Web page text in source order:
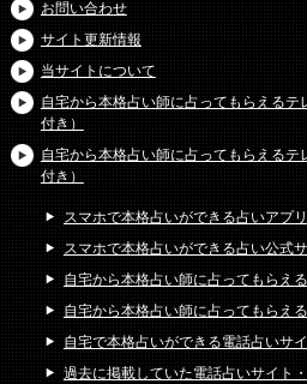
お問い合わせ
サイト更新情報
当サイトについて
自宅から本格占い師に占ってもらえる
付き）
自宅から本格占い師に占ってもらえる
付き）
スマホで本格占いができる占いアプ
スマホで本格占いができる占い公式
自宅から本格占い師に占ってもらえ
自宅から本格占い師に占ってもらえ
自宅で本格占いができる電話占いサ
過去に掲載していた電話占いサイト